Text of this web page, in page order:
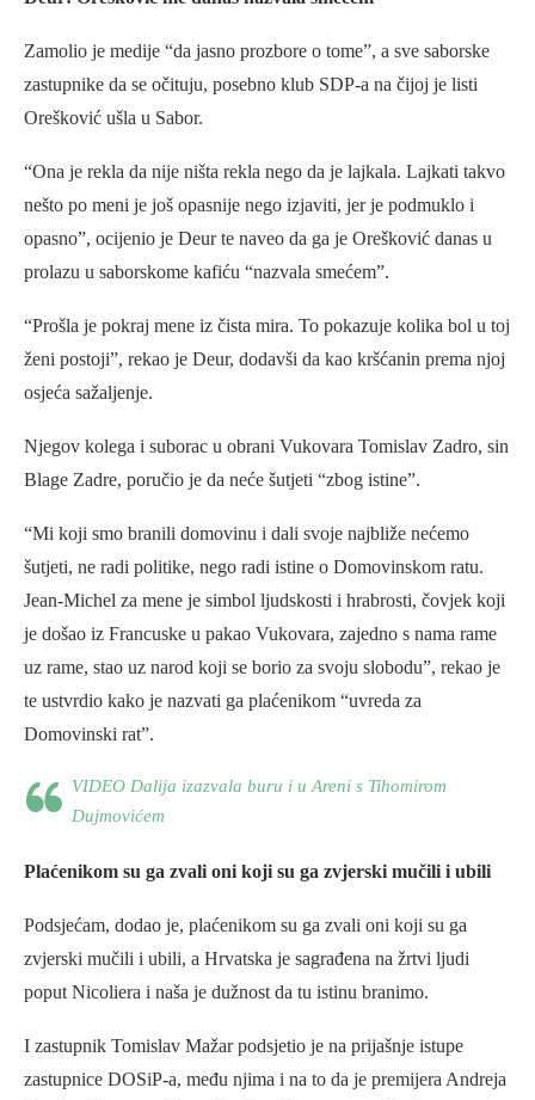
Zamolio je medije “da jasno prozbore o tome”, a sve saborske
zastupnike da se očituju, posebno klub SDP-a na čijoj je listi
Orešković ušla u Sabor.
“Ona je rekla da nije ništa rekla nego da je lajkala. Lajkati takvo
nešto po meni je još opasnije nego izjaviti, jer je podmuklo i
opasno”, ocijenio je Deur te naveo da ga je Orešković danas u
prolazu u saborskome kafiću “nazvala smećem”.
“Prošla je pokraj mene iz čista mira. To pokazuje kolika bol u toj
ženi postoji”, rekao je Deur, dodavši da kao kršćanin prema njoj
osjeća sažaljenje.
Njegov kolega i suborac u obrani Vukovara Tomislav Zadro, sin
Blage Zadre, poručio je da neće šutjeti “zbog istine”.
“Mi koji smo branili domovinu i dali svoje najbliže nećemo
šutjeti, ne radi politike, nego radi istine o Domovinskom ratu.
Jean-Michel za mene je simbol ljudskosti i hrabrosti, čovjek koji
je došao iz Francuske u pakao Vukovara, zajedno s nama rame
uz rame, stao uz narod koji se borio za svoju slobodu”, rekao je
te ustvrdio kako je nazvati ga plaćenikom “uvreda za
Domovinski rat”.
VIDEO Dalija izazvala buru i u Areni s Tihomirom
Dujmovićem
Plaćenikom su ga zvali oni koji su ga zvjerski mučili i ubili
Podsjećam, dodao je, plaćenikom su ga zvali oni koji su ga
zvjerski mučili i ubili, a Hrvatska je sagrađena na žrtvi ljudi
poput Nicoliera i naša je dužnost da tu istinu branimo.
I zastupnik Tomislav Mažar podsjetio je na prijašnje istupe
zastupnice DOSiP-a, među njima i na to da je premijera Andreja